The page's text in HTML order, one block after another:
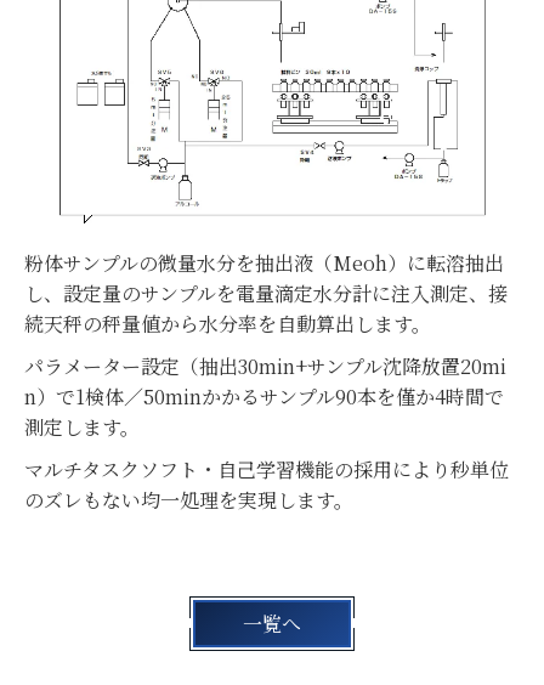
粉体サンプルの微量水分を抽出液（Meoh）に転溶抽出
し、設定量のサンプルを電量滴定水分計に注入測定、接
続天秤の秤量値から水分率を自動算出します。
パラメーター設定（抽出30min+サンプル沈降放置20mi
n）で1検体／50minかかるサンプル90本を僅か4時間で
測定します。
マルチタスクソフト・自己学習機能の採用により秒単位
のズレもない均一処理を実現します。
一覧へ